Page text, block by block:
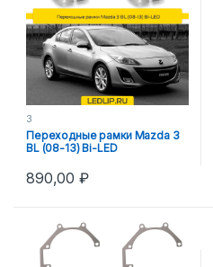
3
Переходные рамки Mazda 3
BL (08-13) Bi-LED
890,00₽